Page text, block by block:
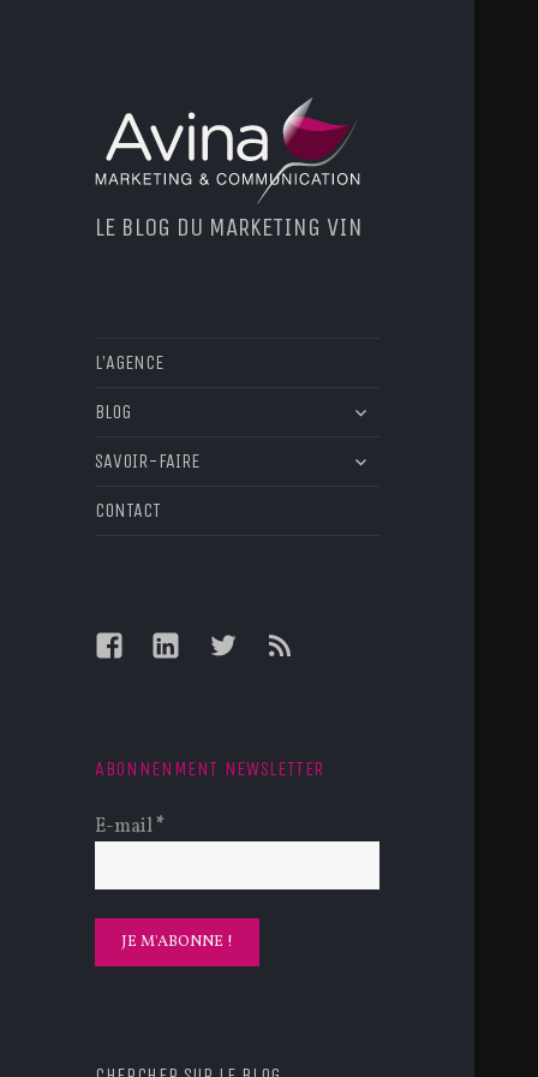
LE BLOG DU MARKETING VIN
L’AGENCE
BLOG
ouvrir
sous-
SAVOIR-FAIRE
ouvrir
CONTACT
FacebookLinkedInTwitterFeed
ABONNENMENT NEWSLETTER
E-mail*